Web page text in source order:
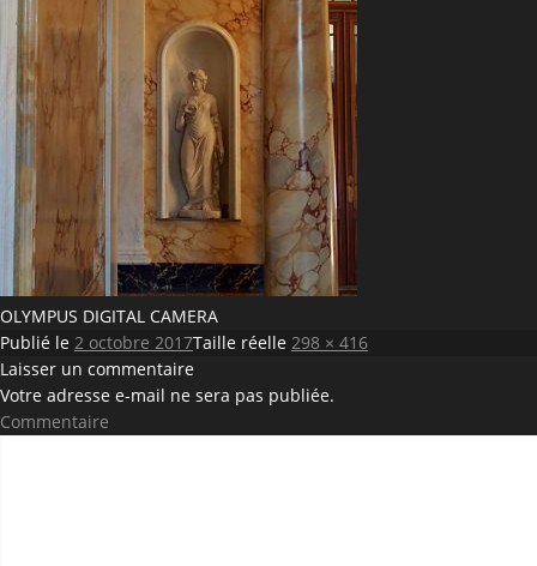
OLYMPUS DIGITAL CAMERA
Publié le 2 octobre 2017Taille réelle 298 × 416
Laisser un commentaire
Votre adresse e-mail ne sera pas publiée.
Commentaire